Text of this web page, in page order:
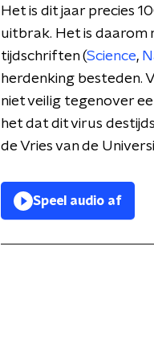
Het is dit jaar precies
uitbrak. Het is daarom
tijdschriften (Science,
herdenking besteden.
niet veilig tegenover
het dat dit virus
de Vries van de
Speel audio af